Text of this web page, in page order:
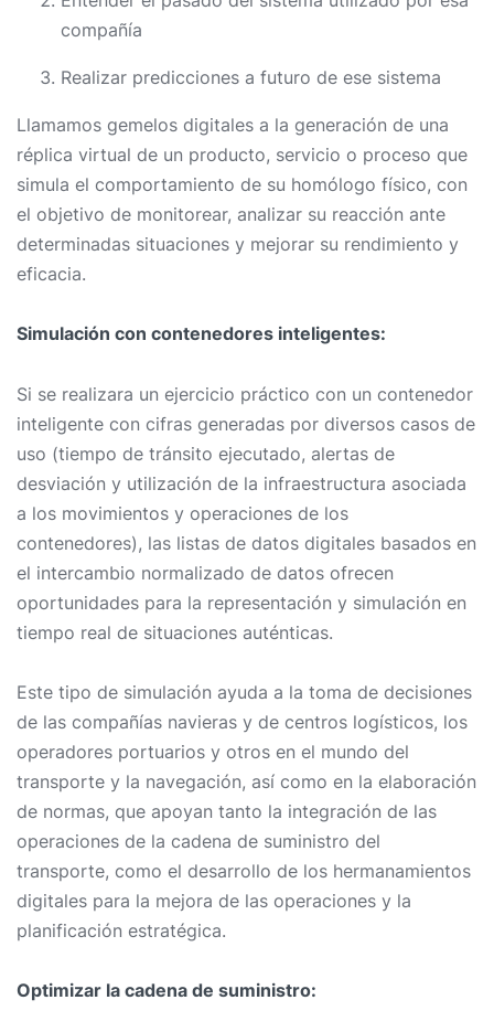
compañía
Realizar predicciones a futuro de ese sistema
Llamamos gemelos digitales a la generación de una
réplica virtual de un producto, servicio o proceso que
simula el comportamiento de su homólogo físico, con
el objetivo de monitorear, analizar su reacción ante
determinadas situaciones y mejorar su rendimiento y
eficacia.
Simulación con contenedores inteligentes:
Si se realizara un ejercicio práctico con un contenedor
inteligente con cifras generadas por diversos casos de
uso (tiempo de tránsito ejecutado, alertas de
desviación y utilización de la infraestructura asociada
a los movimientos y operaciones de los
contenedores), las listas de datos digitales basados en
el intercambio normalizado de datos ofrecen
oportunidades para la representación y simulación en
tiempo real de situaciones auténticas.
Este tipo de simulación ayuda a la toma de decisiones
de las compañías navieras y de centros logísticos, los
operadores portuarios y otros en el mundo del
transporte y la navegación, así como en la elaboración
de normas, que apoyan tanto la integración de las
operaciones de la cadena de suministro del
transporte, como el desarrollo de los hermanamientos
digitales para la mejora de las operaciones y la
planificación estratégica.
Optimizar la cadena de suministro: